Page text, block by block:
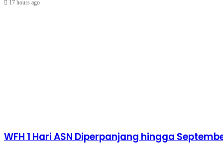
17 hours ago
WFH 1 Hari ASN Diperpanjang hingga